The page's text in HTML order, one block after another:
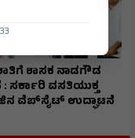
ಶಾಸಕ ನಾಡಗೌಡ
ಸರ್ಕಾರಿ ವಸತಿಯುಕ್ತ
ವೆಬ್‌ಸೈಟ್ ಉದ್ಘಾಟನೆ